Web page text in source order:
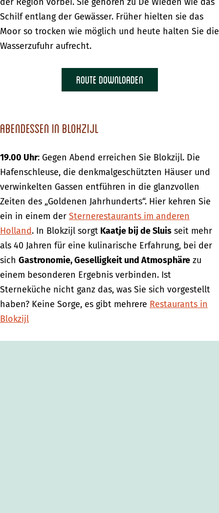
Schilf entlang der Gewässer. Früher hielten sie das
Moor so trocken wie möglich und heute halten Sie die
Wasserzufuhr aufrecht.
Route downloaden
Abendessen in Blokzijl
19.00 Uhr: Gegen Abend erreichen Sie Blokzijl. Die
Hafenschleuse, die denkmalgeschützten Häuser und
verwinkelten Gassen entführen in die glanzvollen
Zeiten des „Goldenen Jahrhunderts“. Hier kehren Sie
ein in einem der Sternerestaurants im anderen
Holland. In Blokzijl sorgt Kaatje bij de Sluis seit mehr
als 40 Jahren für eine kulinarische Erfahrung, bei der
sich Gastronomie, Geselligkeit und Atmosphäre zu
einem besonderen Ergebnis verbinden. Ist
Sterneküche nicht ganz das, was Sie sich vorgestellt
haben? Keine Sorge, es gibt mehrere Restaurants in
Blokzijl